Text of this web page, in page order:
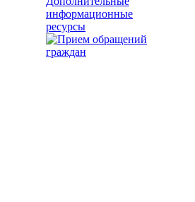
информационные
ресурсы